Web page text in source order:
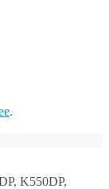
.
K550DP,